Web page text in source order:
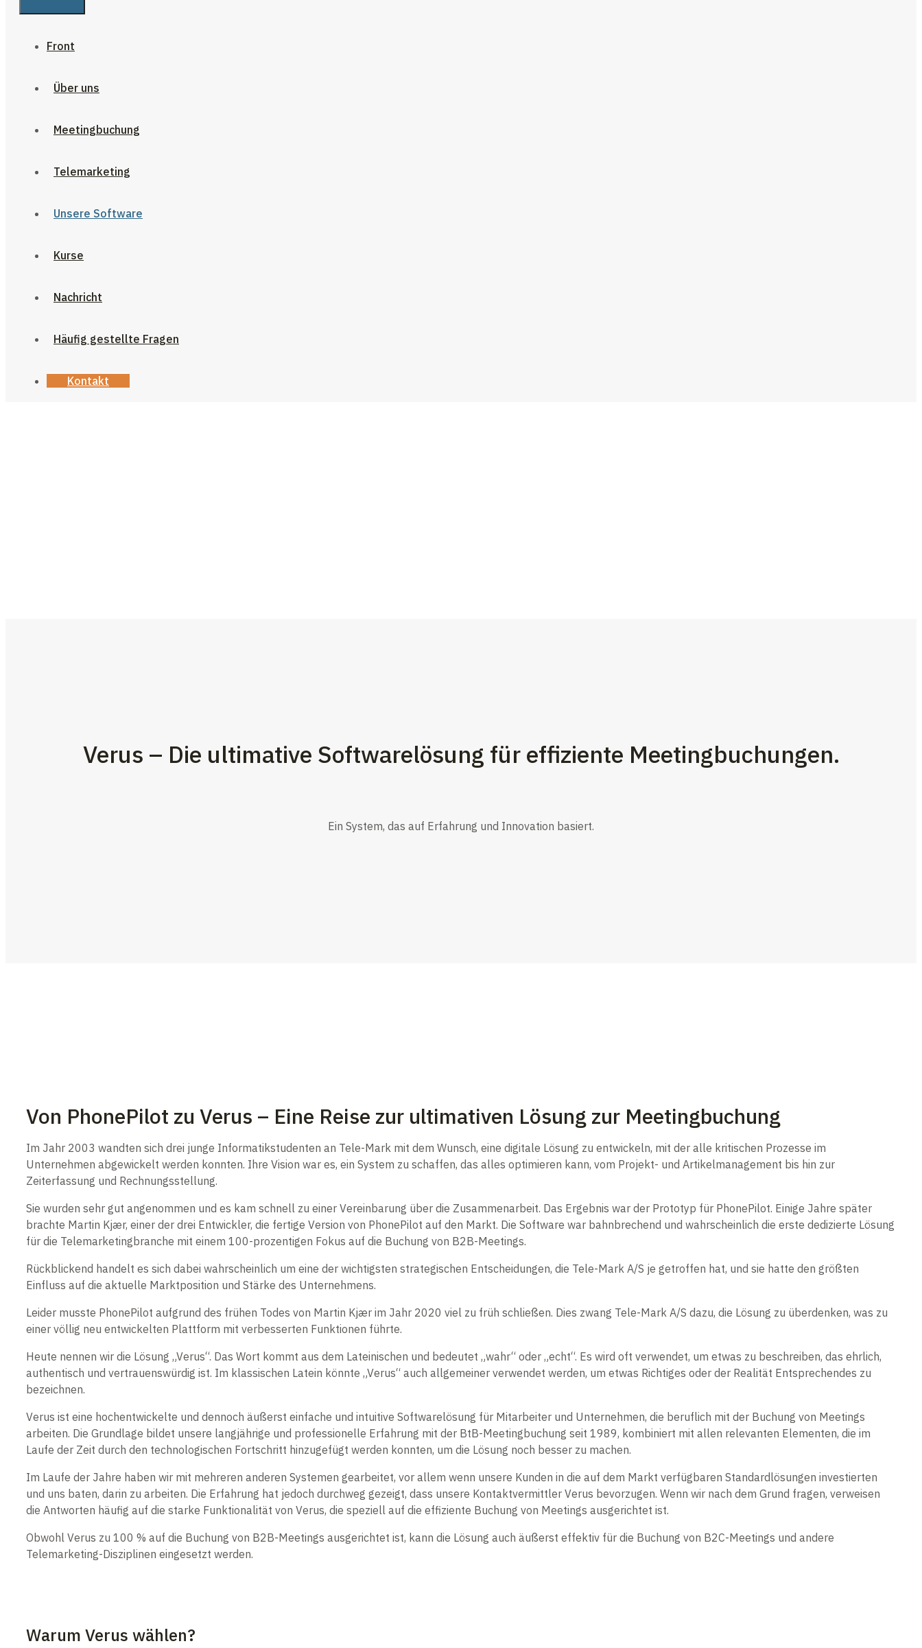
Front
Über uns
Meetingbuchung
Telemarketing
Unsere Software
Kurse
Nachricht
Häufig gestellte Fragen
Kontakt
Verus – Die ultimative Softwarelösung für effiziente Meetingbuchungen.
Ein System, das auf Erfahrung und Innovation basiert.
Von PhonePilot zu Verus – Eine Reise zur ultimativen Lösung zur Meetingbuchung
Im Jahr 2003 wandten sich drei junge Informatikstudenten an Tele-Mark mit dem Wunsch, eine digitale Lösung zu entwickeln, mit der alle kritischen Prozesse im
Unternehmen abgewickelt werden konnten. Ihre Vision war es, ein System zu schaffen, das alles optimieren kann, vom Projekt- und Artikelmanagement bis hin zur
Zeiterfassung und Rechnungsstellung.
Sie wurden sehr gut angenommen und es kam schnell zu einer Vereinbarung über die Zusammenarbeit. Das Ergebnis war der Prototyp für PhonePilot. Einige Jahre später
brachte Martin Kjær, einer der drei Entwickler, die fertige Version von PhonePilot auf den Markt. Die Software war bahnbrechend und wahrscheinlich die erste dedizierte Lösung
für die Telemarketingbranche mit einem 100-prozentigen Fokus auf die Buchung von B2B-Meetings.
Rückblickend handelt es sich dabei wahrscheinlich um eine der wichtigsten strategischen Entscheidungen, die Tele-Mark A/S je getroffen hat, und sie hatte den größten
Einfluss auf die aktuelle Marktposition und Stärke des Unternehmens.
Leider musste PhonePilot aufgrund des frühen Todes von Martin Kjær im Jahr 2020 viel zu früh schließen. Dies zwang Tele-Mark A/S dazu, die Lösung zu überdenken, was zu
einer völlig neu entwickelten Plattform mit verbesserten Funktionen führte.
Heute nennen wir die Lösung „Verus“. Das Wort kommt aus dem Lateinischen und bedeutet „wahr“ oder „echt“. Es wird oft verwendet, um etwas zu beschreiben, das ehrlich,
authentisch und vertrauenswürdig ist. Im klassischen Latein könnte „Verus“ auch allgemeiner verwendet werden, um etwas Richtiges oder der Realität Entsprechendes zu
bezeichnen.
Verus ist eine hochentwickelte und dennoch äußerst einfache und intuitive Softwarelösung für Mitarbeiter und Unternehmen, die beruflich mit der Buchung von Meetings
arbeiten. Die Grundlage bildet unsere langjährige und professionelle Erfahrung mit der BtB-Meetingbuchung seit 1989, kombiniert mit allen relevanten Elementen, die im
Laufe der Zeit durch den technologischen Fortschritt hinzugefügt werden konnten, um die Lösung noch besser zu machen.
Im Laufe der Jahre haben wir mit mehreren anderen Systemen gearbeitet, vor allem wenn unsere Kunden in die auf dem Markt verfügbaren Standardlösungen investierten
und uns baten, darin zu arbeiten. Die Erfahrung hat jedoch durchweg gezeigt, dass unsere Kontaktvermittler Verus bevorzugen. Wenn wir nach dem Grund fragen, verweisen
die Antworten häufig auf die starke Funktionalität von Verus, die speziell auf die effiziente Buchung von Meetings ausgerichtet ist.
Obwohl Verus zu 100 % auf die Buchung von B2B-Meetings ausgerichtet ist, kann die Lösung auch äußerst effektiv für die Buchung von B2C-Meetings und andere
Telemarketing-Disziplinen eingesetzt werden.
Warum Verus wählen?